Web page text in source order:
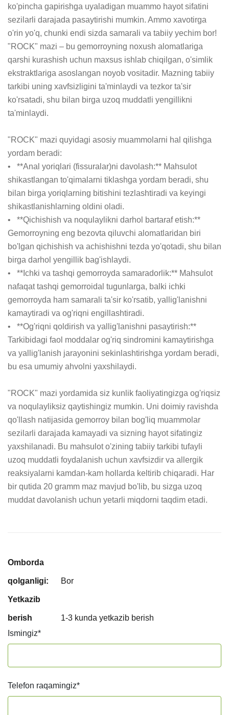
ko'pincha gapirishga uyaladigan muammo hayot sifatini
sezilarli darajada pasaytirishi mumkin. Ammo xavotirga
o'rin yo'q, chunki endi sizda samarali va tabiiy yechim bor!
"ROCK" mazi – bu gemorroyning noxush alomatlariga
qarshi kurashish uchun maxsus ishlab chiqilgan, o'simlik
ekstraktlariga asoslangan noyob vositadir. Mazning tabiiy
tarkibi uning xavfsizligini ta'minlaydi va tezkor ta'sir
ko'rsatadi, shu bilan birga uzoq muddatli yengillikni
ta'minlaydi.
"ROCK" mazi quyidagi asosiy muammolarni hal qilishga
yordam beradi:
•   **Anal yoriqlari (fissuralar)ni davolash:** Mahsulot
shikastlangan to'qimalarni tiklashga yordam beradi, shu
bilan birga yoriqlarning bitishini tezlashtiradi va keyingi
shikastlanishlarning oldini oladi.
•   **Qichishish va noqulaylikni darhol bartaraf etish:**
Gemorroyning eng bezovta qiluvchi alomatlaridan biri
bo'lgan qichishish va achishishni tezda yo'qotadi, shu bilan
birga darhol yengillik bag'ishlaydi.
•   **Ichki va tashqi gemorroyda samaradorlik:** Mahsulot
nafaqat tashqi gemorroidal tugunlarga, balki ichki
gemorroyda ham samarali ta'sir ko'rsatib, yallig'lanishni
kamaytiradi va og'riqni engillashtiradi.
•   **Og'riqni qoldirish va yallig'lanishni pasaytirish:**
Tarkibidagi faol moddalar og'riq sindromini kamaytirishga
va yallig'lanish jarayonini sekinlashtirishga yordam beradi,
bu esa umumiy ahvolni yaxshilaydi.
"ROCK" mazi yordamida siz kunlik faoliyatingizga og'riqsiz
va noqulayliksiz qaytishingiz mumkin. Uni doimiy ravishda
qo'llash natijasida gemorroy bilan bog'liq muammolar
sezilarli darajada kamayadi va sizning hayot sifatingiz
yaxshilanadi. Bu mahsulot o'zining tabiiy tarkibi tufayli
uzoq muddatli foydalanish uchun xavfsizdir va allergik
reaksiyalarni kamdan-kam hollarda keltirib chiqaradi. Har
bir qutida 20 gramm maz mavjud bo'lib, bu sizga uzoq
muddat davolanish uchun yetarli miqdorni taqdim etadi.
Omborda
qolganligi: Bor
Yetkazib
berish
1-3 kunda yetkazib berish
Ismingiz*
Telefon raqamingiz*